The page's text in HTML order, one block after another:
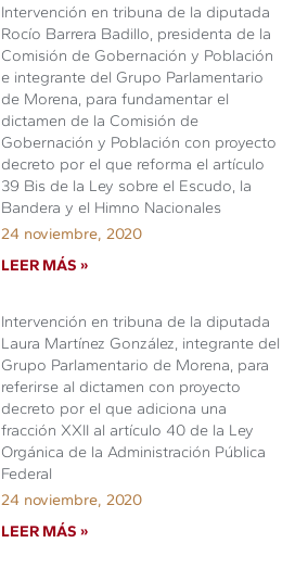
Intervención en tribuna de la diputada
Rocío Barrera Badillo, presidenta de la
Comisión de Gobernación y Población
e integrante del Grupo Parlamentario
de Morena, para fundamentar el
dictamen de la Comisión de
Gobernación y Población con proyecto
decreto por el que reforma el artículo
39 Bis de la Ley sobre el Escudo, la
Bandera y el Himno Nacionales
24 noviembre, 2020
LEER MÁS »
Intervención en tribuna de la diputada
Laura Martínez González, integrante del
Grupo Parlamentario de Morena, para
referirse al dictamen con proyecto
decreto por el que adiciona una
fracción XXII al artículo 40 de la Ley
Orgánica de la Administración Pública
Federal
24 noviembre, 2020
LEER MÁS »